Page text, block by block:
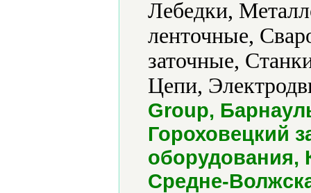
Лебедки,
ленточные,
заточные,
Цепи,
Group,
Гороховецкий
Средне-